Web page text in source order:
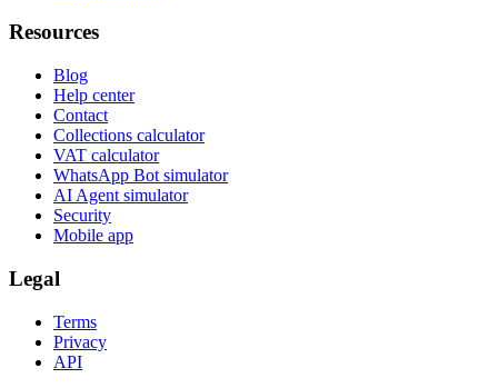
Resources
Blog
Help center
Contact
Collections calculator
VAT calculator
WhatsApp Bot simulator
AI Agent simulator
Security
Mobile app
Legal
Terms
Privacy
API